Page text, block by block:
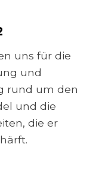
uns für die
und
rund um den
und die
die er